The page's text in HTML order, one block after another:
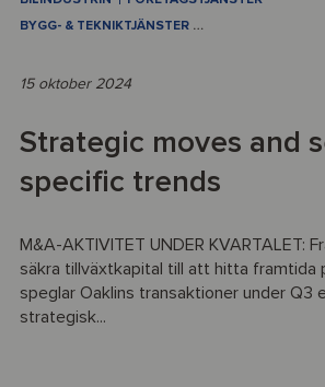
BYGG- & TEKNIKTJÄNSTER …
15 oktober 2024
Strategic moves and
specific trends
M&A-AKTIVITET UNDER KVARTALET:
säkra tillväxtkapital till att hitta framtida
speglar Oaklins transaktioner under Q3
strategisk...